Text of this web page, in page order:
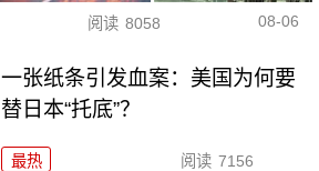
阅读 8058 08-06
一张纸条引发血案：美国为何要
替日本“托底”？
最热 阅读 7156